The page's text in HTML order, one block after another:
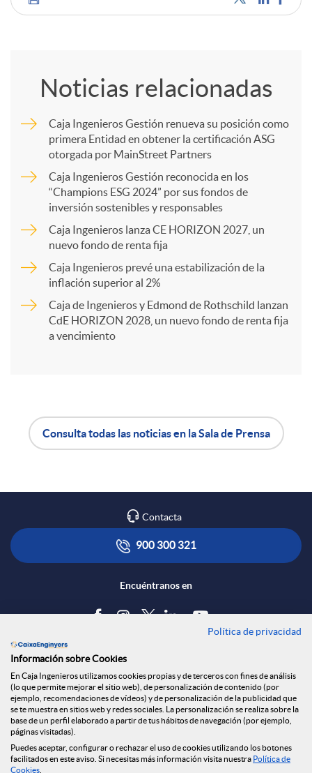
C
r
e
e
s
S
Noticias relacionadas
Caja Ingenieros Gestión renueva su posición como
primera Entidad en obtener la certificación ASG
otorgada por MainStreet Partners
Caja Ingenieros Gestión reconocida en los
“Champions ESG 2024” por sus fondos de
inversión sostenibles y responsables
Caja Ingenieros lanza CE HORIZON 2027, un
nuevo fondo de renta fija
Caja Ingenieros prevé una estabilización de la
inflación superior al 2%
Caja de Ingenieros y Edmond de Rothschild lanzan
CdE HORIZON 2028, un nuevo fondo de renta fija
a vencimiento
A
p
l
a
c
i
o
t
s
a
l
Consulta todas las noticias en la Sala de Prensa
Contacta
900 300 321
Encuéntranos en
Tablón de anuncios
Política de cookies
Aviso legal
Seguridad Online
Privacidad
Canal denuncias
Política de privacidad
Información sobre Cookies
En Caja Ingenieros utilizamos cookies propias y de terceros con fines de análisis
(lo que permite mejorar el sitio web), de personalización de contenido (por
ejemplo, recomendaciones de vídeos) y de personalización de la publicidad que
se te muestra en sitios web y redes sociales. La personalización se realiza sobre la
base de un perfil elaborado a partir de tus hábitos de navegación (por ejemplo,
páginas visitadas).
Puedes aceptar, configurar o rechazar el uso de cookies utilizando los botones
facilitados en este aviso. Si necesitas más información visita nuestra Política de
Cookies